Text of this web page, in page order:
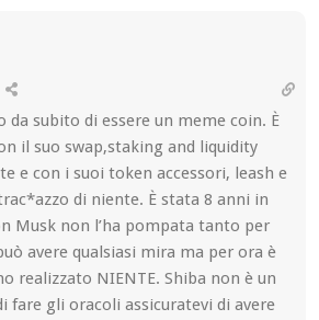
da subito di essere un meme coin. È
il suo swap,staking and liquidity
e con i suoi token accessori, leash e
di niente. È stata 8 anni in
Musk non l’ha pompata tanto per
avere qualsiasi mira ma per ora è
realizzato NIENTE. Shiba non è un
fare gli oracoli assicuratevi di avere